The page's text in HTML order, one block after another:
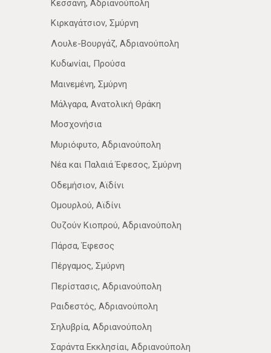
Κεσσάνη, Αδριανούπολη
Κιρκαγάτσιον, Σμύρνη
Λουλε-Βουργάζ, Αδριανούπολη
Κυδωνίαι, Προύσα
Μαινεμένη, Σμύρνη
Μάλγαρα, Ανατολική Θράκη
Μοσχονήσια
Μυριόφυτο, Αδριανούπολη
Νέα­ και Παλαιά Έφεσος, Σμύρνη
Οδεμήσιον, Αϊδίνι
Ομουρλού, Αϊδίνι
Ουζούν Κιοπρού, Αδριανούπολη
Πάρσα, Έφεσος
Πέργαμος, Σμύρνη
Περίστασις, Αδριανούπολη
Ραιδεστός, Αδριανούπολη
Σηλυβρία, Αδριανούπολη
Σαράντα Εκκλησίαι, Αδριανούπολη